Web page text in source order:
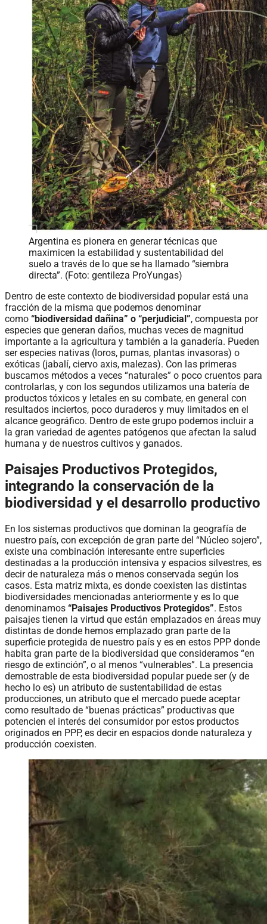
Argentina es pionera en generar técnicas que
maximicen la estabilidad y sustentabilidad del
suelo a través de lo que se ha llamado “siembra
directa”. (Foto: gentileza ProYungas)
Dentro de este contexto de biodiversidad popular está una
fracción de la misma que podemos denominar
como “biodiversidad dañina” o “perjudicial”, compuesta por
especies que generan daños, muchas veces de magnitud
importante a la agricultura y también a la ganadería. Pueden
ser especies nativas (loros, pumas, plantas invasoras) o
exóticas (jabalí, ciervo axis, malezas). Con las primeras
buscamos métodos a veces “naturales” o poco cruentos para
controlarlas, y con los segundos utilizamos una batería de
productos tóxicos y letales en su combate, en general con
resultados inciertos, poco duraderos y muy limitados en el
alcance geográfico. Dentro de este grupo podemos incluir a
la gran variedad de agentes patógenos que afectan la salud
humana y de nuestros cultivos y ganados.
Paisajes Productivos Protegidos,
integrando la conservación de la
biodiversidad y el desarrollo productivo
En los sistemas productivos que dominan la geografía de
nuestro país, con excepción de gran parte del “Núcleo sojero”,
existe una combinación interesante entre superficies
destinadas a la producción intensiva y espacios silvestres, es
decir de naturaleza más o menos conservada según los
casos. Esta matriz mixta, es donde coexisten las distintas
biodiversidades mencionadas anteriormente y es lo que
denominamos “Paisajes Productivos Protegidos”. Estos
paisajes tienen la virtud que están emplazados en áreas muy
distintas de donde hemos emplazado gran parte de la
superficie protegida de nuestro país y es en estos PPP donde
habita gran parte de la biodiversidad que consideramos “en
riesgo de extinción”, o al menos “vulnerables”. La presencia
demostrable de esta biodiversidad popular puede ser (y de
hecho lo es) un atributo de sustentabilidad de estas
producciones, un atributo que el mercado puede aceptar
como resultado de “buenas prácticas” productivas que
potencien el interés del consumidor por estos productos
originados en PPP, es decir en espacios donde naturaleza y
producción coexisten.